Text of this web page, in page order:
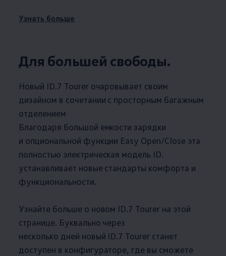
Узнать больше
Для большей свободы.
Новый ID.7 Tourer очаровывает своим
дизайном в сочетании с просторным багажным
отделением
Благодаря большой емкости зарядки
и опциональной функции Easy Open/Close эта
полностью электрическая модель ID.
устанавливает новые стандарты комфорта и
функциональности.
Узнайте больше о новом ID.7 Tourer на этой
странице. Буквально через
несколько дней новый ID.7 Tourer станет
доступен в конфигураторе, где вы сможете